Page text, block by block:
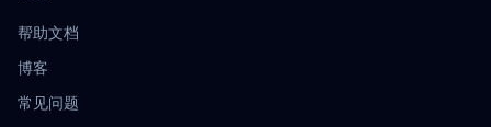
帮助文档
博客
常见问题